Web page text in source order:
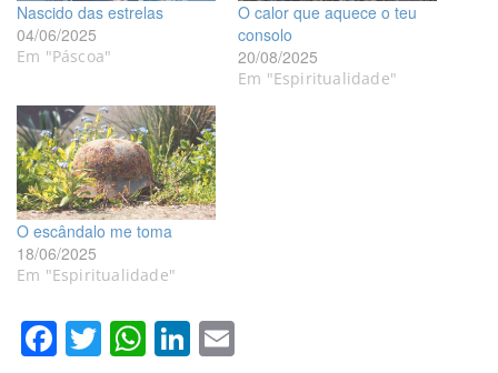
Nascido das estrelas
04/06/2025
Em "Páscoa"
O calor que aquece o teu
consolo
20/08/2025
Em "Espiritualidade"
O escândalo me toma
18/06/2025
Em "Espiritualidade"
Facebook
Twitter
WhatsApp
LinkedIn